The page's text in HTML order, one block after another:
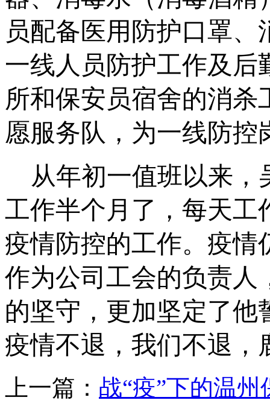
员配备医用防护口罩
一线人员防护工作及后
所和保安员宿舍的消
愿服务队，为一线防
从年初一值班以来
工作半个月了，每天工
疫情防控的工作。疫情
作为公司工会的负责人
的坚守，更加坚定了他
疫情不退，我们不退，
上一篇： 战“疫”下的温